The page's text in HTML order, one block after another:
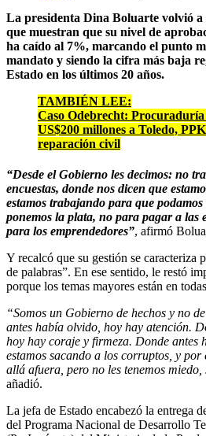
La presidenta Dina Boluarte volvió a
que muestran que su nivel de
ha caído al 7%, marcando el punto
mandato y siendo la cifra más baja
Estado en los últimos 20 años.
TAMBIÉN LEE:
Caso Odebrecht: Procuraduría
US$200 millones a Toledo,
reparación civil
“Desde el Gobierno les decimos: no
encuestas, donde nos dicen que
estamos trabajando para que
ponemos la plata, no para pagar a las
para los emprendedores”, afirmó
Y recalcó que su gestión se caracteriza
de palabras”. En ese sentido, le restó
porque los temas mayores están en
“Somos un Gobierno de hechos y no
antes había olvido, hoy hay atención.
hoy hay coraje y firmeza. Donde antes
estamos sacando a los corruptos, y por
allá afuera, pero no les tenemos miedo,
añadió.
La jefa de Estado encabezó la entrega
del Programa Nacional de Desarrollo